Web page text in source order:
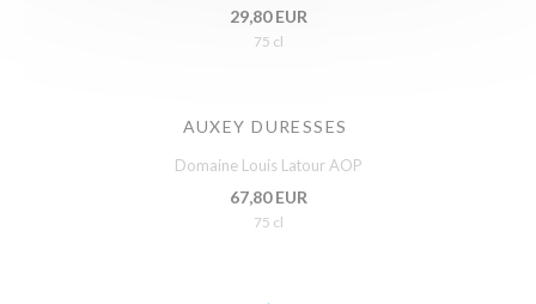
29,80 EUR
75 cl
AUXEY DURESSES
Domaine Louis Latour AOP
67,80 EUR
75 cl